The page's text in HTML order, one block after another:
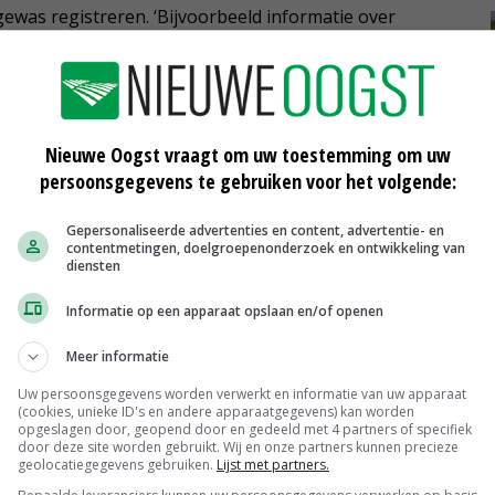
registreren. ‘Bijvoorbeeld informatie over
naast het schoffelen’, zegt Den Herder. Bij
delen gelagerd. De schoffelelementen zijn
deze elementen automatisch te heffen.
werktuigdrager met een motor van 21 of 35 pk. De
het gewas en dat zou technieken als gps en
heeft een spoorbreedte van 1,50 of 1,80 meter en
heeft zelf een simpele en compacte
25 of 45 pk en een spoorbreedte van 1,50 of 1,80
wat je doet. Gps of een camera als hulp is mogelijk.
Nieuwe Oogst vraagt om uw toestemming om uw
persoonsgegevens te gebruiken voor het volgende:
Gepersonaliseerde advertenties en content, advertentie- en
contentmetingen, doelgroepenonderzoek en ontwikkeling van
diensten
Informatie op een apparaat opslaan en/of openen
Meer informatie
Uw persoonsgegevens worden verwerkt en informatie van uw apparaat
(cookies, unieke ID's en andere apparaatgegevens) kan worden
opgeslagen door, geopend door en gedeeld met 4 partners of specifiek
door deze site worden gebruikt. Wij en onze partners kunnen precieze
geolocatiegegevens gebruiken. Lijst met partners.